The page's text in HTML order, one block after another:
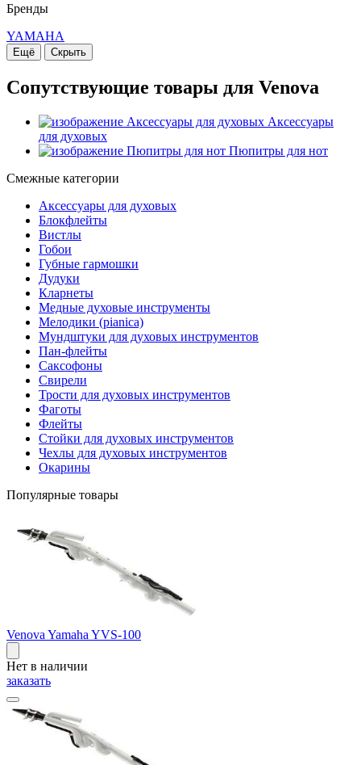
Бренды
YAMAHA
Ещё Скрыть
Сопутствующие товары для Venova
Аксессуары
для духовых
Пюпитры для нот
Смежные категории
Аксессуары для духовых
Блокфлейты
Вистлы
Гобои
Губные гармошки
Дудуки
Кларнеты
Медные духовые инструменты
Мелодики (pianica)
Мундштуки для духовых инструментов
Пан-флейты
Саксофоны
Свирели
Трости для духовых инструментов
Фаготы
Флейты
Стойки для духовых инструментов
Чехлы для духовых инструментов
Окарины
Популярные товары
Venova Yamaha YVS-100
Нет в наличии
заказать